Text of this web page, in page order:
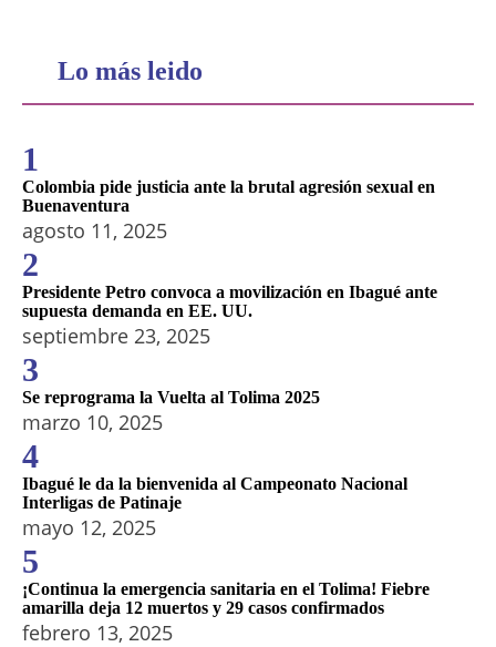
Lo más leido
1
Colombia pide justicia ante la brutal agresión sexual en
Buenaventura
agosto 11, 2025
2
Presidente Petro convoca a movilización en Ibagué ante
supuesta demanda en EE. UU.
septiembre 23, 2025
3
Se reprograma la Vuelta al Tolima 2025
marzo 10, 2025
4
Ibagué le da la bienvenida al Campeonato Nacional
Interligas de Patinaje
mayo 12, 2025
5
¡Continua la emergencia sanitaria en el Tolima! Fiebre
amarilla deja 12 muertos y 29 casos confirmados
febrero 13, 2025